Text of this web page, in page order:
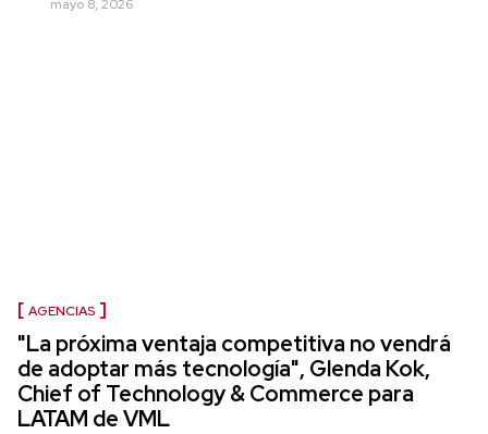
mayo 8, 2026
AGENCIAS
"La próxima ventaja competitiva no vendrá
de adoptar más tecnología", Glenda Kok,
Chief of Technology & Commerce para
LATAM de VML